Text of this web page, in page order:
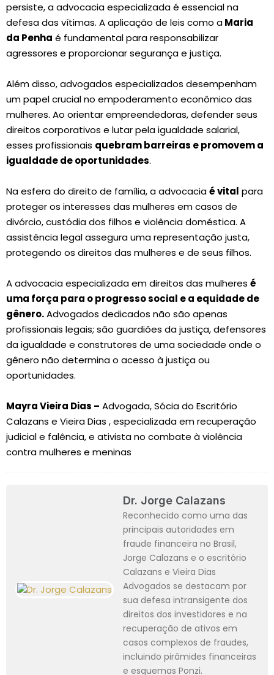
persiste, a advocacia especializada é essencial na
defesa das vítimas. A aplicação de leis como aMaria
da Penha é fundamental para responsabilizar
agressores e proporcionar segurança e justiça.
Além disso, advogados especializados desempenham
um papel crucial no empoderamento econômico das
mulheres. Ao orientar empreendedoras, defender seus
direitos corporativos e lutar pela igualdade salarial,
esses profissionais quebram barreiras e promovem a
igualdade de oportunidades.
Na esfera do direito de família, a advocaciaé vital para
proteger os interesses das mulheres em casos de
divórcio, custódia dos filhos e violência doméstica. A
assistência legal assegura uma representação justa,
protegendo os direitos das mulheres e de seus filhos.
A advocacia especializada em direitos das mulheres é
uma força para o progresso social e a equidade de
gênero.Advogados dedicados não são apenas
profissionais legais; são guardiões da justiça, defensores
da igualdade e construtores de uma sociedade onde o
gênero não determina o acesso à justiça ou
oportunidades.
Mayra Vieira Dias – Advogada, Sócia do Escritório
Calazans e Vieira Dias , especializada em recuperação
judicial e falência, e ativista no combate à violência
contra mulheres e meninas
Dr. Jorge Calazans
Reconhecido como uma das
principais autoridades em
fraude financeira no Brasil,
Jorge Calazans e o escritório
Calazans e Vieira Dias
Advogados se destacam por
sua defesa intransigente dos
direitos dos investidores e na
recuperação de ativos em
casos complexos de fraudes,
incluindo pirâmides financeiras
e esquemas Ponzi.